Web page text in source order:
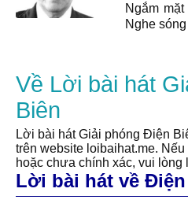
Ngắm
Nghe
Về Lời bài hát
Biên
Lời bài hát Giải phóng Điện
trên website loibaihat.me.
hoặc chưa chính xác, vui lòng
Lời bài hát về